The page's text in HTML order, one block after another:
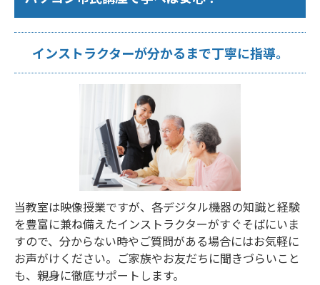
インストラクターが分かるまで丁寧に指導。
当教室は映像授業ですが、各デジタル機器の知識と経験
を豊富に兼ね備えたインストラクターがすぐそばにいま
すので、分からない時やご質問がある場合にはお気軽に
お声がけください。ご家族やお友だちに聞きづらいこと
も、親身に徹底サポートします。